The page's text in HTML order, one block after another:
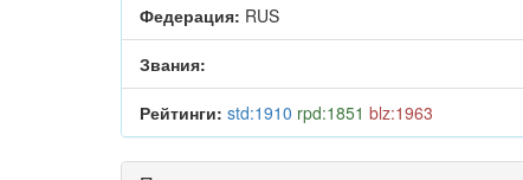
Федерация: RUS
Звания:
Рейтинги: std:1910 rpd:1851 blz:1963